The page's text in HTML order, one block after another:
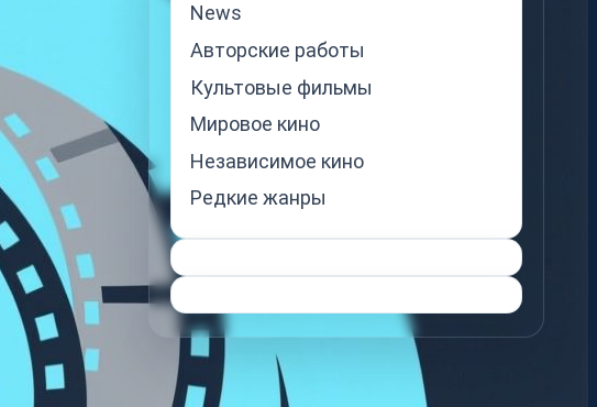
News
Авторские работы
Культовые фильмы
Мировое кино
Независимое кино
Редкие жанры